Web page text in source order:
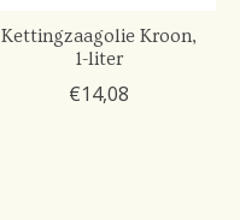
Kettingzaagolie Kroon,
1-liter
€14,08